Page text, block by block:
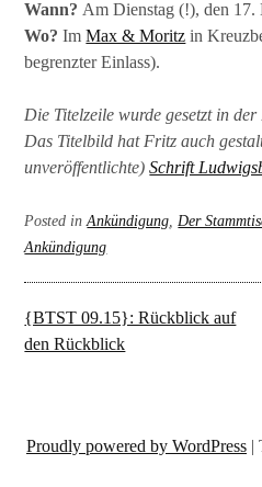
Wann? Am Dienstag (!), den 17.
Wo? ImMax & Moritz in
begrenzter Einlass).
Die Titelzeile wurde gesetzt in
Das Titelbild hat Fritz auch
unveröffentlichte)Schrift
Posted inAnkündigung,Der
Ankündigung
{BTST 09.15}: Rückblick auf
den Rückblick
Proudly powered by WordPress |